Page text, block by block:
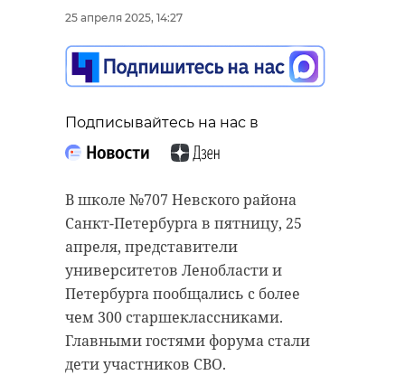
25 апреля 2025, 14:27
Подписывайтесь на нас в
В школе №707 Невского района
Санкт-Петербурга в пятницу, 25
апреля, представители
университетов Ленобласти и
Петербурга пообщались с более
чем 300 старшеклассниками.
Главными гостями форума стали
дети участников СВО.